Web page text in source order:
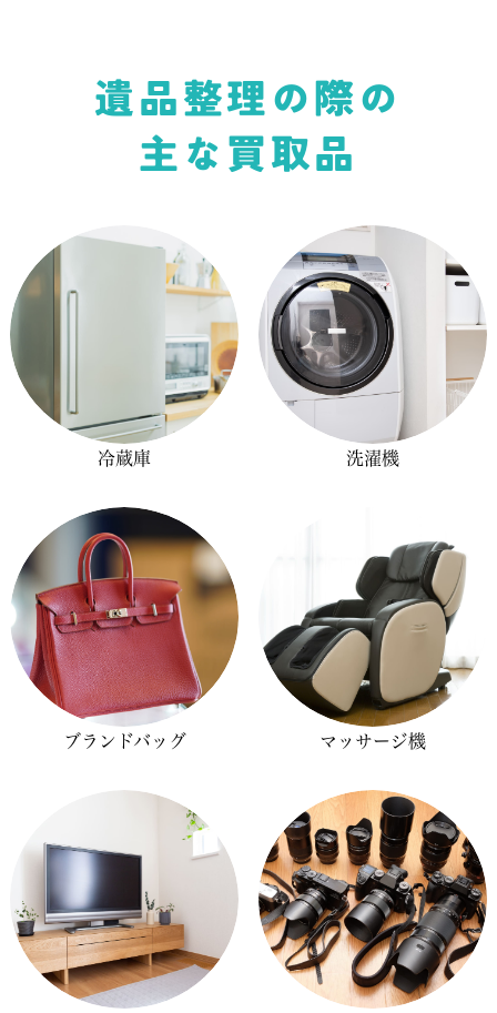
遺品整理の際の
主な買取品
冷蔵庫 洗濯機
ブランドバッグ マッサージ機